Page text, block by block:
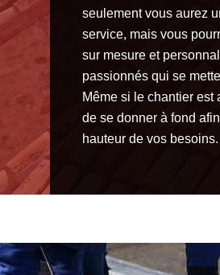
seulement vous aurez
service, mais vous
sur mesure et
passionnés qui se
Même si le chantier
de se donner à fond
hauteur de vos